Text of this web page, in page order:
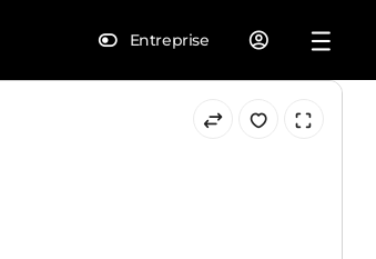
Entreprise